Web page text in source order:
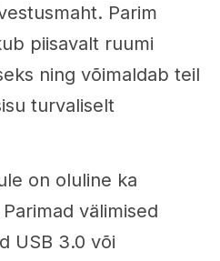
Parim
piisavalt ruumi
ning võimaldab teil
turvaliselt
on oluline ka
välimised
USB 3.0 või